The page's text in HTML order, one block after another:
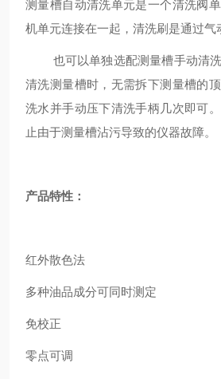
测量槽自动清洗单元是一个清洗阀
机单元连接在一起，清洗刷是通过气
也可以单独选配测量槽手动清洗
清洗测量槽时，无需拆下测量槽的
洗水并手动压下清洗手柄几次即可
止由于测量槽沾污导致的仪器故障。
产品特性：
红外散色法
多种油品成分可同时测定
免校正
零点可调